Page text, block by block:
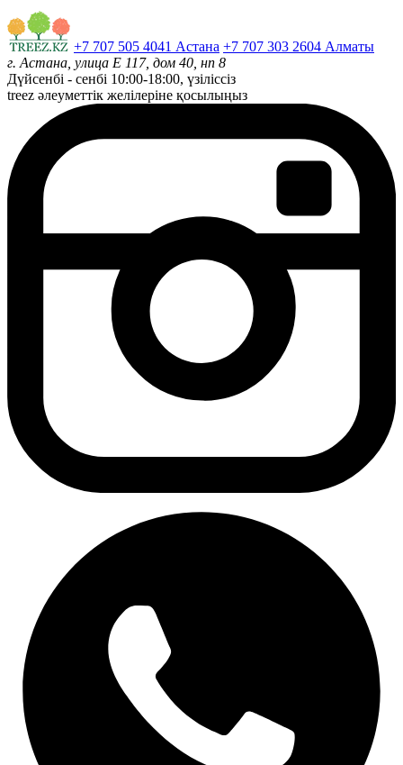
+7 707 505 4041 Астана +7 707 303 2604 Алматы
г. Астана, улица Е 117, дом 40, нп 8
Дүйсенбі - сенбі 10:00-18:00, үзіліссіз
treez әлеуметтік желілеріне қосылыңыз